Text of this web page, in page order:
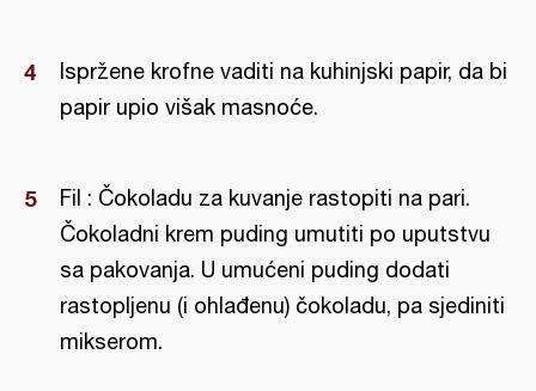
Ispržene krofne vaditi na kuhinjski papir, da bi
papir upio višak masnoće.
Fil : Čokoladu za kuvanje rastopiti na pari.
Čokoladni krem puding umutiti po uputstvu
sa pakovanja. U umućeni puding dodati
rastopljenu (i ohlađenu) čokoladu, pa sjediniti
mikserom.